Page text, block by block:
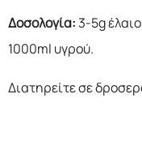
Δοσολογία: 3-5g
1000ml υγρού.
Διατηρείτε σε